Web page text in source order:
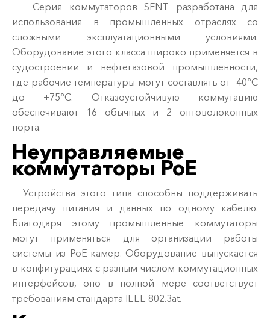
Серия коммутаторов SFNT разработана для
использования в промышленных отраслях со
сложными эксплуатационными условиями.
Оборудование этого класса широко применяется в
судостроении и нефтегазовой промышленности,
где рабочие температуры могут составлять от -40°С
до +75°С. Отказоустойчивую коммутацию
обеспечивают 16 обычных и 2 оптоволоконных
порта.
Неуправляемые
коммутаторы PoE
Устройства этого типа способны поддерживать
передачу питания и данных по одному кабелю.
Благодаря этому промышленные коммутаторы
могут применяться для организации работы
системы из PoE-камер. Оборудование выпускается
в конфигурациях с разным числом коммутационных
интерфейсов, оно в полной мере соответствует
требованиям стандарта IEEE 802.3at.